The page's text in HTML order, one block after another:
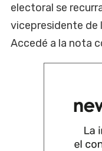
electoral se
vicepresidente de
Accedé a la nota